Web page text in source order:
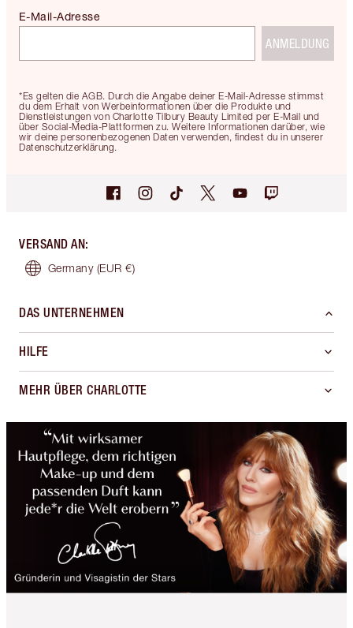
*Es gelten die AGB. Durch die Angabe deiner E-Mail-Adresse stimmst
du dem Erhalt von Werbeinformationen über die Produkte und
Dienstleistungen von Charlotte Tilbury Beauty Limited per E-Mail und
über Social-Media-Plattformen zu. Weitere Informationen darüber, wie
wir deine personenbezogenen Daten verwenden, findest du in unserer
Datenschutzerklärung.
E-Mail-Adresse
ANMELDUNG
VERSAND AN:
Germany (EUR €)
DAS UNTERNEHMEN
HILFE
MEHR ÜBER CHARLOTTE